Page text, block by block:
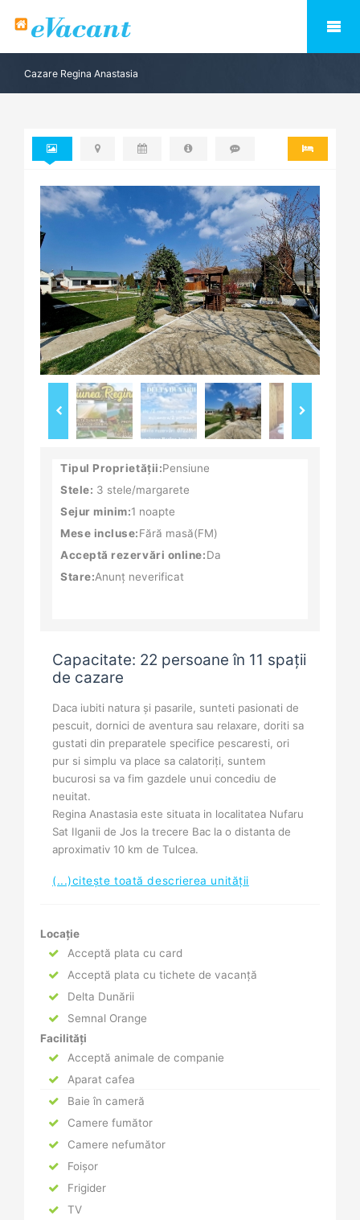
Cazare Regina Anastasia
Tipul Proprietății:Pensiune
Stele: 3 stele/margarete
Sejur minim:1 noapte
Mese incluse:Fără masă(FM)
Acceptă rezervări online:Da
Stare:Anunț neverificat
Capacitate: 22 persoane în 11 spații
de cazare
Daca iubiti natura și pasarile, sunteti pasionati de
pescuit, dornici de aventura sau relaxare, doriti sa
gustati din preparatele specifice pescaresti, ori
pur si simplu va place sa calatoriți, suntem
bucurosi sa va fim gazdele unui concediu de
neuitat.
Regina Anastasia este situata in localitatea Nufaru
Sat Ilganii de Jos la trecere Bac la o distanta de
aproximativ 10 km de Tulcea.
(...)citește toată descrierea unității
Locație
Acceptă plata cu card
Acceptă plata cu tichete de vacanță
Delta Dunării
Semnal Orange
Facilități
Acceptă animale de companie
Aparat cafea
Baie în cameră
Camere fumător
Camere nefumător
Foișor
Frigider
TV